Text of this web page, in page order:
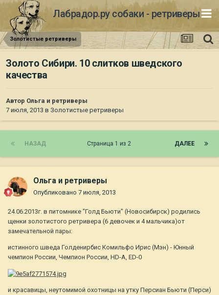
Лабрадор.ру собаки - ретриверы
Золотистые ретриверы
Золото Сибири. 10 слитков шведского
качества
Автор Ольга и ретриверы
7 июля, 2013 в Золотистые ретриверы
НАЗАД ДАЛЕЕ
Страница 1 из 2
Ольга и ретриверы
Опубликовано 7 июля, 2013
24.06.2013г. в питомнике "Голд Бьюти" (Новосибирск) родились
щенки золотистого ретривера (6 девочек и 4 мальчика)от
замечательной пары:
истинного шведа Голденирбис Комильфо Ирис (Мэн) - Юнный
чемпион России, Чемпион России, HD-A, ED-0
и красавицы, неутомимой охотницы на утку Персиан Бьюти (Перси)